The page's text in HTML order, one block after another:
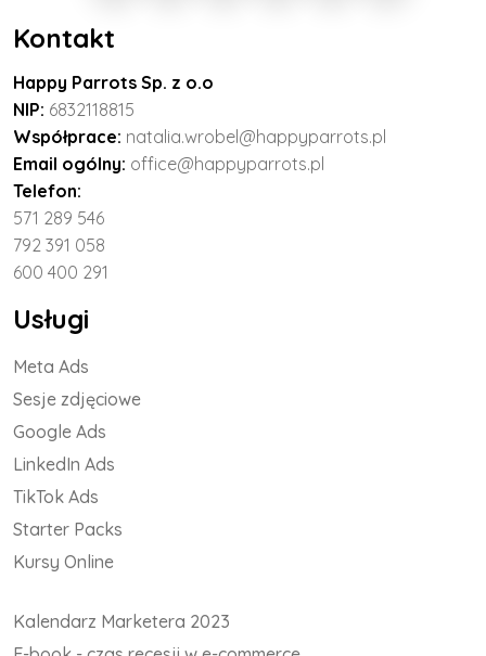
Kontakt
Happy Parrots Sp. z o.o
NIP: 6832118815
Współprace: natalia.wrobel@happyparrots.pl
Email ogólny: office@happyparrots.pl
Telefon:
571 289 546
792 391 058
600 400 291
Usługi
Meta Ads
Sesje zdjęciowe
Google Ads
LinkedIn Ads
TikTok Ads
Starter Packs
Kursy Online
Kalendarz Marketera 2023